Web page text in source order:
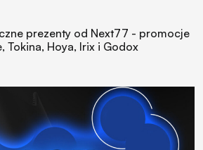
prezenty od Next77 - promocje
Tokina, Hoya, Irix i Godox